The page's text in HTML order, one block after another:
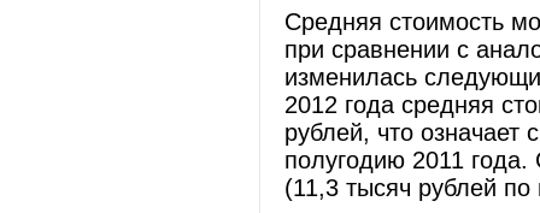
Средняя стоимость
при сравнении с
изменилась
2012 года средняя
рублей, что
полугодию 2011 года.
(11,3 тысяч рублей по